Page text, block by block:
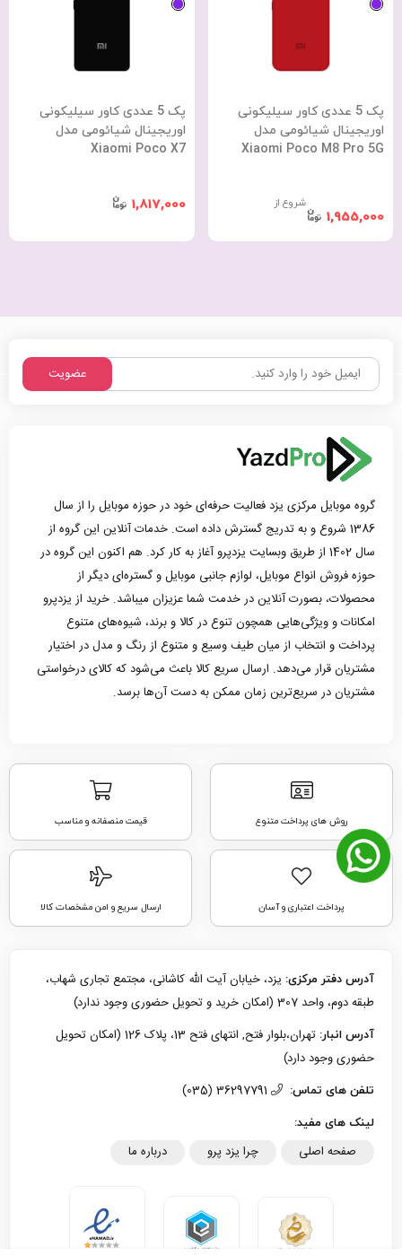
پک 5 عددی کاور سیلیکونی
اوریجینال شیائومی مدل
Xiaomi Poco M8 Pro 5G
شروع از
1,955,000
پک 5 عددی کاور سیلیکونی
اوریجینال شیائومی مدل
Xiaomi Poco X7
1,817,000
عضویت
گروه موبایل مرکزی یزد فعالیت حرفه‌ای خود در حوزه موبایل را از سال
1386 شروع و به تدریج گسترش داده است. خدمات آنلاین این گروه از
سال 1402 از طریق وبسایت یزدپرو آغاز به کار کرد. هم اکنون این گروه در
حوزه فروش انواع موبایل، لوازم جانبی موبایل و گستره‌ای دیگر از
محصولات، بصورت آنلاین در خدمت شما عزیزان میباشد. خرید از یزدپرو
امکانات و ویژگی‌هایی همچون تنوع در کالا و برند، شیوه‌های متنوع
پرداخت و انتخاب از میان طیف وسیع و متنوع از رنگ و مدل در اختیار
مشتریان قرار می‌دهد. ارسال سریع کالا باعث می‌شود که کالای درخواستی
مشتریان در سریع‌ترین زمان ممکن به دست آن‌ها برسد.
روش های پرداخت متنوع قیمت منصفانه و مناسب
پرداخت اعتباری و آسان ارسال سریع و امن مشخصات کالا
آدرس دفتر مرکزی: یزد، خیابان آیت الله کاشانی، مجتمع تجاری شهاب،
طبقه دوم، واحد 307 (امکان خرید و تحویل حضوری وجود ندارد)
آدرس انبار:
تهران،بلوار فتح, انتهای فتح 13، پلاک 126 (امکان تحویل
حضوری وجود دارد)
تلفن های تماس:
لینک های مفید:
صفحه اصلی چرا یزد پرو درباره ما